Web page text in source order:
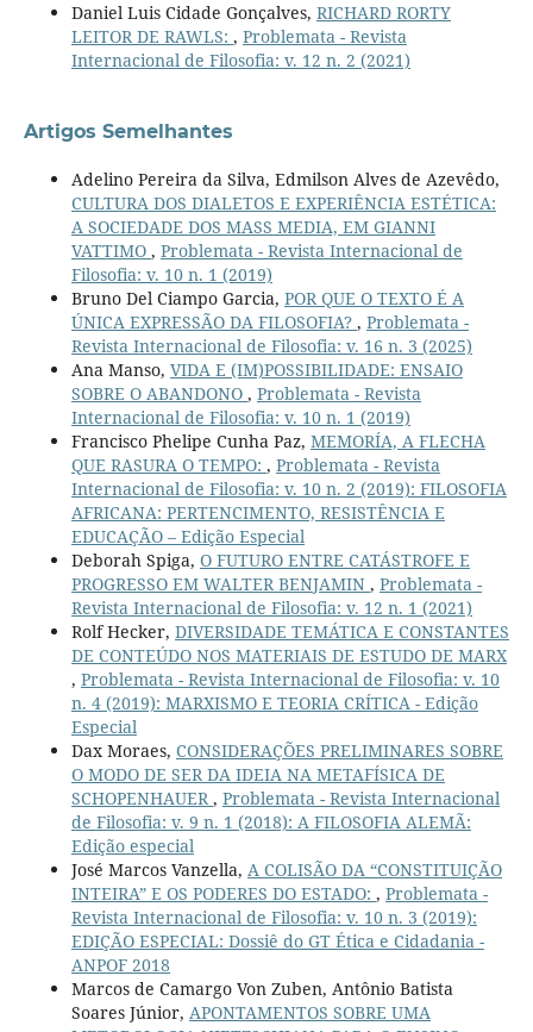
Daniel Luis Cidade Gonçalves, RICHARD RORTY
LEITOR DE RAWLS: , Problemata - Revista
Internacional de Filosofia: v. 12 n. 2 (2021)
Artigos Semelhantes
Adelino Pereira da Silva, Edmilson Alves de Azevêdo,
CULTURA DOS DIALETOS E EXPERIÊNCIA ESTÉTICA:
A SOCIEDADE DOS MASS MEDIA, EM GIANNI
VATTIMO , Problemata - Revista Internacional de
Filosofia: v. 10 n. 1 (2019)
Bruno Del Ciampo Garcia, POR QUE O TEXTO É A
ÚNICA EXPRESSÃO DA FILOSOFIA? , Problemata -
Revista Internacional de Filosofia: v. 16 n. 3 (2025)
Ana Manso, VIDA E (IM)POSSIBILIDADE: ENSAIO
SOBRE O ABANDONO , Problemata - Revista
Internacional de Filosofia: v. 10 n. 1 (2019)
Francisco Phelipe Cunha Paz, MEMORÍA, A FLECHA
QUE RASURA O TEMPO: , Problemata - Revista
Internacional de Filosofia: v. 10 n. 2 (2019): FILOSOFIA
AFRICANA: PERTENCIMENTO, RESISTÊNCIA E
EDUCAÇÃO – Edição Especial
Deborah Spiga, O FUTURO ENTRE CATÁSTROFE E
PROGRESSO EM WALTER BENJAMIN , Problemata -
Revista Internacional de Filosofia: v. 12 n. 1 (2021)
Rolf Hecker, DIVERSIDADE TEMÁTICA E CONSTANTES
DE CONTEÚDO NOS MATERIAIS DE ESTUDO DE MARX
, Problemata - Revista Internacional de Filosofia: v. 10
n. 4 (2019): MARXISMO E TEORIA CRÍTICA - Edição
Especial
Dax Moraes, CONSIDERAÇÕES PRELIMINARES SOBRE
O MODO DE SER DA IDEIA NA METAFÍSICA DE
SCHOPENHAUER, Problemata - Revista Internacional
de Filosofia: v. 9 n. 1 (2018): A FILOSOFIA ALEMÃ:
Edição especial
José Marcos Vanzella, A COLISÃO DA “CONSTITUIÇÃO
INTEIRA” E OS PODERES DO ESTADO: , Problemata -
Revista Internacional de Filosofia: v. 10 n. 3 (2019):
EDIÇÃO ESPECIAL: Dossiê do GT Ética e Cidadania -
ANPOF 2018
Marcos de Camargo Von Zuben, Antônio Batista
Soares Júnior, APONTAMENTOS SOBRE UMA